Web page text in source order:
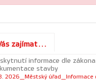
zajímat...
informace dle
stavby
2026_Městský úřad_Informace